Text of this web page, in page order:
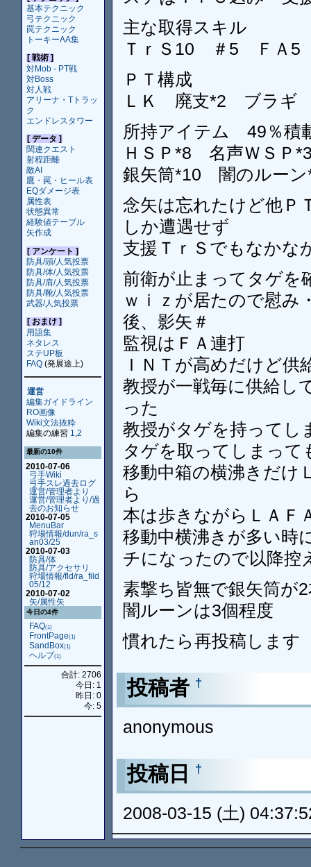
基本テクニック
弓テクニック
罠テクニック
トーキーAA集
[ 戦術 ]
対Mob - PT戦
対Boss
対人戦
アリーナ・Tトラッ
ク
エンドレスタワー
[ データ ]
関連クエスト
射程距離
敵AI
鷹・罠・ヒール表
EQダメージ表
属性表
状態異常
経験値テーブル
矢作成
[ アンケート ]
防具/頭/人気投票
防具/体/人気投票
防具/肩/人気投票
防具/靴/人気投票
武器/人気投票
[ おまけ ]
用語集
ネタレス
ステUP板
FAQ(発展途上)
運営
編集ガイドライン
RO画像
Wiki文法抜粋
編集の練習 1 2
最新の10件
2010-07-06
弓手Wiki
弓手スレ過去ログ
運営/管理者より
運営/管理者より/過
去のお知らせ
2010-07-05
MenuBar
狩場情報/dun/ra_s
an03/25
2010-07-03
防具/体
防具/アクセサリ
狩場情報/fld/ra_fild
05/12
2010-07-02
矢/属性矢
今日の4件
FAQ(1)
FrontPage(1)
SandBox(1)
ヘルプ(1)
合計: 2706
今日: 1
昨日: 0
今: 5
主な取得スキル
ＴｒＳ10 ＃5 ＦＡ5
ＰＴ構成
ＬＫ 廃支*2 ブラ
所持アイテム 49％積
ＨＳＰ*8 名声ＷＳ
銀矢筒*10 闇のルー
念矢は忘れたけど他Ｐ
しか遭遇せず
支援ＴｒＳでもなかな
前衛が止まってタゲを
ｗｉｚが居たので慰み
後、影矢＃
監視はＦＡ連打
ＩＮＴが高めだけど
教授が一戦毎に供給し
った
教授がタゲを持ってし
タゲを取ってしまって
移動中箱の横沸きだけ
ら
本は歩きながらＬＡＦ
移動中横沸きが多い時
チになったので以降控
素撃ち皆無で銀矢筒が
闇ルーンは3個程度
慣れたら再投稿します
投稿者 †
anonymous
投稿日 †
2008-03-15 (土)